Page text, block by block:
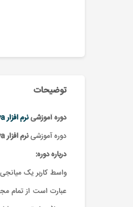
توضیحات
دوره آموزشینرم افزار Java
دوره آموزشینرم افزار Java
درباره دوره:
واسط کاربر یک میانجی